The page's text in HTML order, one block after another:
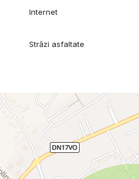
Internet
Străzi asfaltate